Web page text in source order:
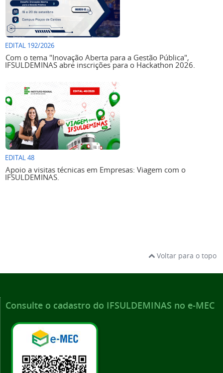
EDITAL 192/2026
Com o tema "Inovação Aberta para a Gestão Pública",
IFSULDEMINAS abre inscrições para o Hackathon 2026.
EDITAL 48
Apoio a visitas técnicas em Empresas: Viagem com o
IFSULDEMINAS.
Voltar para o topo
Consulte o cadastro do IFSULDEMINAS no e-MEC